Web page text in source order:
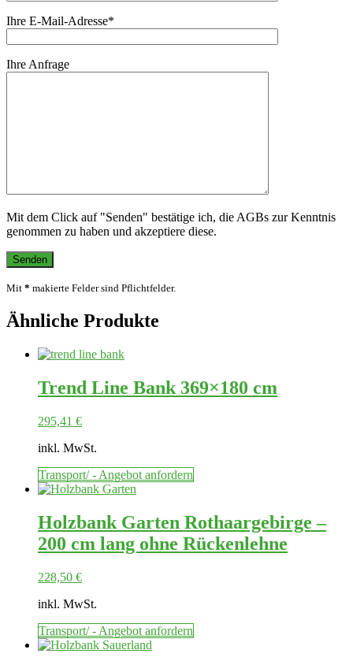
Ihre E-Mail-Adresse*
Ihre Anfrage
Mit dem Click auf "Senden" bestätige ich, die AGBs zur Kenntnis
genommen zu haben und akzeptiere diese.
Mit * makierte Felder sind Pflichtfelder.
Ähnliche Produkte
Trend Line Bank 369×180 cm
295,41 €
inkl. MwSt.
Transport/ - Angebot anfordern
Holzbank Garten Rothaargebirge –
200 cm lang ohne Rückenlehne
228,50 €
inkl. MwSt.
Transport/ - Angebot anfordern